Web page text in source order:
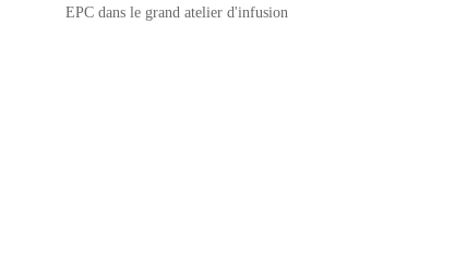
EPC dans le grand atelier d'infusion